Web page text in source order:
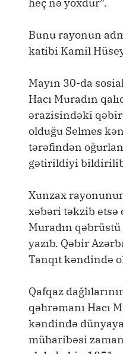
heç nə yoxdur”.
Bunu rayonun
katibi Kamil
Mayın 30-da
Hacı Muradın
ərazisindəki
olduğu Selmes
tərəfindən
gətirildiyi
Xunzax
xəbəri təkzib etsə
Muradın
yazıb. Qəbir
Tanqıt kəndində
Qafqaz
qəhrəmanı Hacı
kəndində
müharibəsi